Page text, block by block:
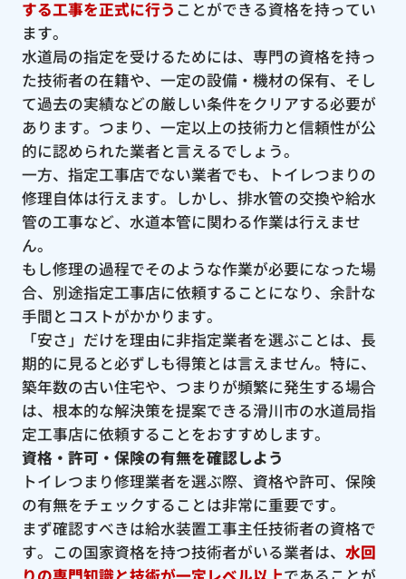
する工事を正式に行う ことができる資格を持ってい
ます。
水道局の指定を受けるためには、専門の資格を持っ
た技術者の在籍や、一定の設備・機材の保有、そし
て過去の実績などの厳しい条件をクリアする必要が
あります。つまり、一定以上の技術力と信頼性が公
的に認められた業者と言えるでしょう。
一方、指定工事店でない業者でも、トイレつまりの
修理自体は行えます。しかし、排水管の交換や給水
管の工事など、水道本管に関わる作業は行えませ
ん。
もし修理の過程でそのような作業が必要になった場
合、別途指定工事店に依頼することになり、余計な
手間とコストがかかります。
「安さ」だけを理由に非指定業者を選ぶことは、長
期的に見ると必ずしも得策とは言えません。特に、
築年数の古い住宅や、つまりが頻繁に発生する場合
は、根本的な解決策を提案できる滑川市の水道局指
定工事店に依頼することをおすすめします。
資格・許可・保険の有無を確認しよう
トイレつまり修理業者を選ぶ際、資格や許可、保険
の有無をチェックすることは非常に重要です。
まず確認すべきは給水装置工事主任技術者の資格で
す。この国家資格を持つ技術者がいる業者は、 水回